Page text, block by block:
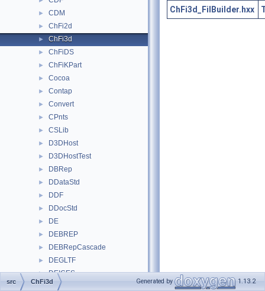
► CDM
► ChFi2d
► ChFi3d
► ChFiDS
► ChFiKPart
► Cocoa
► Contap
► Convert
► CPnts
► CSLib
► D3DHost
► D3DHostTest
► DBRep
► DDataStd
► DDF
► DDocStd
► DE
► DEBREP
► DEBRepCascade
► DEGLTF
► DEIGES
► DEOBJ
ChFi3d_FilBuilder.hxx
src ChFi3d Generated by 1.13.2